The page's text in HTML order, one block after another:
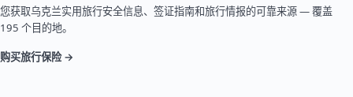
您获取乌克兰实用旅行安全信息、签证指南和旅行情报的可靠来源 — 覆盖
195 个目的地。
购买旅行保险 →